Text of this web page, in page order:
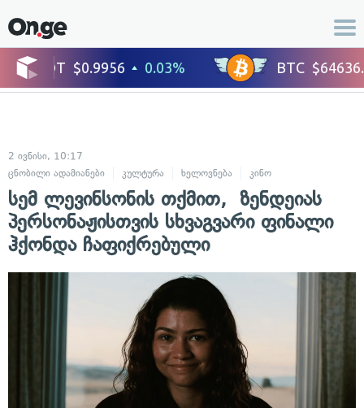
2 ივნისი, 10:17
ცნობილი ადამიანები
კულტურა ხელოვნება კინო
სემ ლევინსონის თქმით, ზენდეიას
პერსონაჟისთვის სხვაგვარი ფინალი
ჰქონდა ჩაფიქრებული